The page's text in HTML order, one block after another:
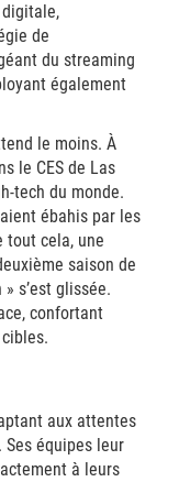
de
du streaming
également
le moins. À
le CES de Las
tech du monde.
ébahis par les
tout cela, une
saison de
s’est glissée.
confortant
aux attentes
Ses équipes leur
à leurs